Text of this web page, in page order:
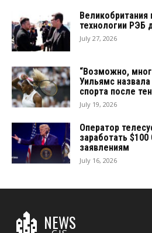
Великобритания
технологии РЭБ
July 27, 2026
“Возможно,
Уильямс
спорта после
July 19, 2026
Оператор
заработать $100
заявлениям
July 16, 2026
NEWS